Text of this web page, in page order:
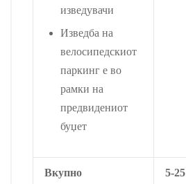
изведувачи
Изведба на
велосипедскиот
паркинг е во
рамки на
предвидениот
буџет
Вкупно
5-25